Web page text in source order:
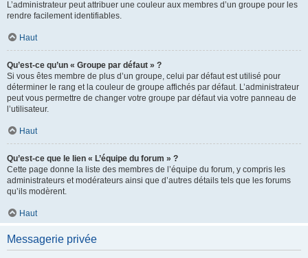
L’administrateur peut attribuer une couleur aux membres d’un groupe pour les
rendre facilement identifiables.
Haut
Qu’est-ce qu’un « Groupe par défaut » ?
Si vous êtes membre de plus d’un groupe, celui par défaut est utilisé pour
déterminer le rang et la couleur de groupe affichés par défaut. L’administrateur
peut vous permettre de changer votre groupe par défaut via votre panneau de
l’utilisateur.
Haut
Qu’est-ce que le lien « L’équipe du forum » ?
Cette page donne la liste des membres de l’équipe du forum, y compris les
administrateurs et modérateurs ainsi que d’autres détails tels que les forums
qu’ils modèrent.
Haut
Messagerie privée